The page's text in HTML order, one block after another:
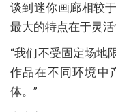
谈到迷你画廊相较
最大的特点在于灵活
“我们不受固定场地
作品在不同环境中
体。”